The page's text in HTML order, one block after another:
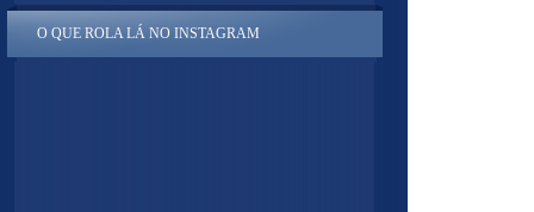
O QUE ROLA LÁ NO INSTAGRAM